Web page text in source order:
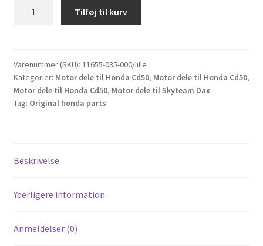
dæksel
Honda
CD50
og
Tilføj til kurv
Varenummer (SKU): 11655-035-000/lille
Kategorier: Motor dele til Honda Cd50, Motor dele til Honda Cd50,
Motor dele til Honda Cd50, Motor dele til Skyteam Dax
Tag: Original honda parts
Beskrivelse
Yderligere information
Anmeldelser (0)